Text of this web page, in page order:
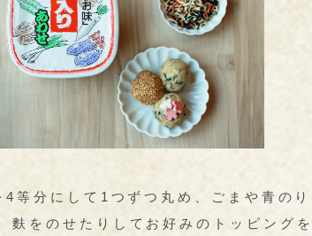
4等分にして1つずつ丸め、ごまや青の
麩をのせたりしてお好みのトッピング